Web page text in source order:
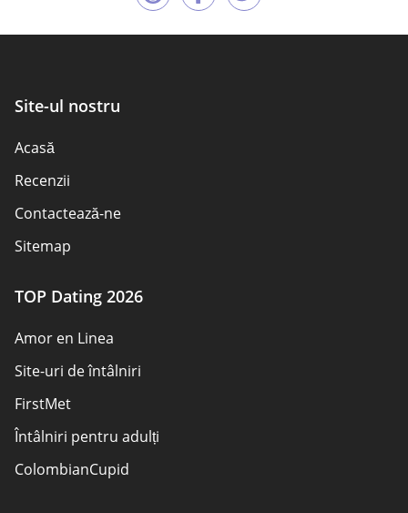
Site-ul nostru
Acasă
Recenzii
Contactează-ne
Sitemap
TOP Dating 2026
Amor en Linea
Site-uri de întâlniri
FirstMet
Întâlniri pentru adulți
ColombianCupid